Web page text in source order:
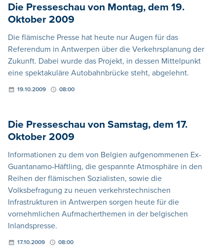
Die Presseschau von Montag, dem 19.
Oktober 2009
Die flämische Presse hat heute nur Augen für das
Referendum in Antwerpen über die Verkehrsplanung der
Zukunft. Dabei wurde das Projekt, in dessen Mittelpunkt
eine spektakuläre Autobahnbrücke steht, abgelehnt.
19.10.2009 08:00
Die Presseschau von Samstag, dem 17.
Oktober 2009
Informationen zu dem von Belgien aufgenommenen Ex-
Guantanamo-Häftling, die gespannte Atmosphäre in den
Reihen der flämischen Sozialisten, sowie die
Volksbefragung zu neuen verkehrstechnischen
Infrastrukturen in Antwerpen sorgen heute für die
vornehmlichen Aufmacherthemen in der belgischen
Inlandspresse.
17.10.2009 08:00